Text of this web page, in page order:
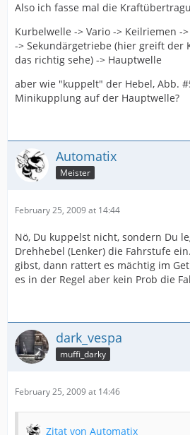
Also ich fasse mal die
Kurbelwelle -> Vario -> Keilriemen -
-> Sekundärgetriebe (hier greift der
das richtig sehe) -> Hauptwelle
aber wie "kuppelt" der Hebel, Abb.
Minikupplung auf der Hauptwelle?
Automatix
Meister
February 25, 2009 at 14:44
Nö, Du kuppelst nicht, sondern Du
Drehhebel (Lenker) die Fahrstufe
gibst, dann rattert es mächtig im
es in der Regel aber kein Prob die
dark_vespa
muffi_darky
February 25, 2009 at 14:46
Zitat von Automatix